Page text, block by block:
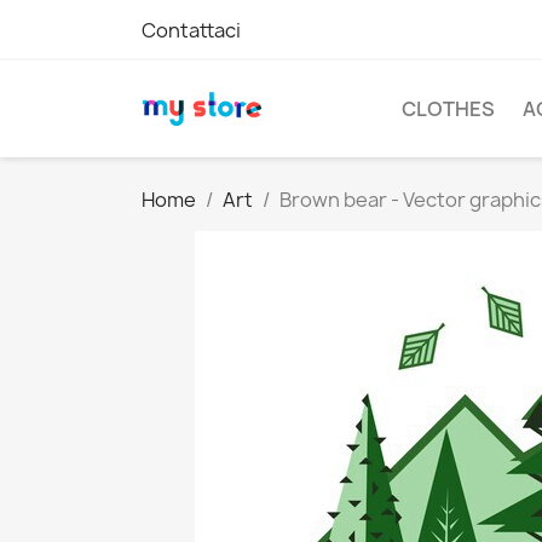
Contattaci
CLOTHES
Home Art Brown bear - Vector